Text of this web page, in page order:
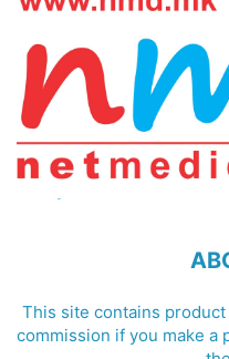
This site contains
commission if you make a